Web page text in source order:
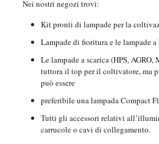
Nei nostri negozi trovi:
Kit pronti di lampade per la
Lampade di fioritura e le lampade a
Le lampade a scarica (HPS, AGRO,
tuttora il top per il coltivatore, ma
può essere
preferibile una lampada Compact
Tutti gli accessori relativi
carrucole o cavi di collegamento.